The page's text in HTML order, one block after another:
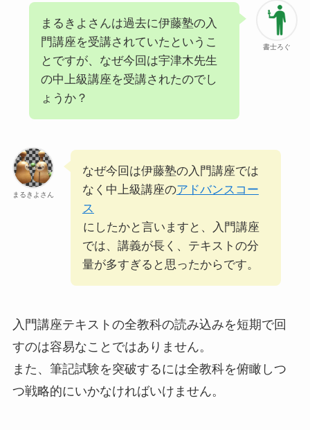
書士ろぐ
まるきよさんは過去に伊藤塾の入
門講座を受講されていたというこ
とですが、なぜ今回は宇津木先生
の中上級講座を受講されたのでし
ょうか？
まるきよさん
なぜ今回は伊藤塾の入門講座では
なく中上級講座のアドバンスコー
ス
にしたかと言いますと、入門講座
では、講義が長く、テキストの分
量が多すぎると思ったからです。
入門講座テキストの全教科の読み込みを短期で回
すのは容易なことではありません。
また、筆記試験を突破するには全教科を俯瞰しつ
つ戦略的にいかなければいけません。